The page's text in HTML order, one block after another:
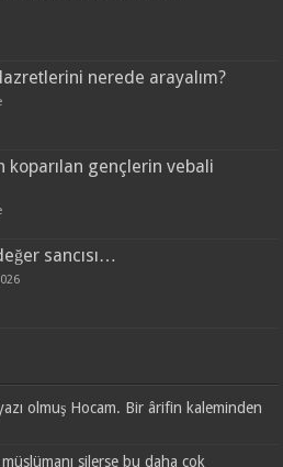
nerede arayalım?
koparılan gençlerin vebali
sancısı…
olmuş Hocam. Bir ârifin kaleminden
silerse bu daha çok